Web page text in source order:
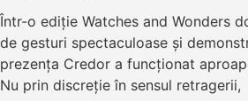
Într-o ediție Watches and Wonders
de gesturi spectaculoase și
prezența Credor a funcționat
Nu prin discreție în sensul retragerii,